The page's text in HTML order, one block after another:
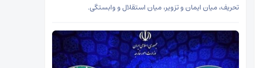
تحریف، میان ایمان و تزویر، میان استقلال و وابستگی.